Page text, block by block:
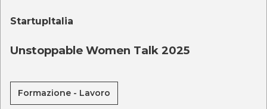
StartupItalia
Unstoppable Women Talk 2025
Formazione - Lavoro